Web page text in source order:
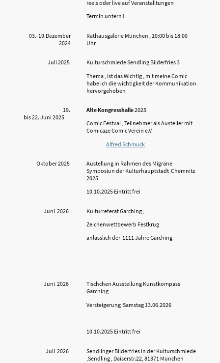
reels oder live auf Veranstalltungen
Termin untern !
03.-19.Dezember
2024
Rathausgalerie München , 10:00 bis 18:00
Uhr
Juli 2025
Kulturschmiede Sendling Bilderfries 3
Thema , ist das Wichtig , mit meine Comic
habe ich die wichtigkeit der Kommunikation
hervorgehoben
19.
bis 22. Juni 2025
Alte Kongresshalle2025
Comic Festval , Teilnehmer als Austeller mit
Comicaze Comic Verein e.V.
Alfred Schmuck
Oktober 2025
Austellung in Rahmen des Migräne
Symposiun der Kulturhauptstadt Chemnitz
2025
10.10.2025 Eintritt frei
Juni 2026
Kulturreferat Garching ,
Zeichenwettbewerb Festkrug
anlässlich der 1111 Jahre Garching
Juni 2026
Tischchen Ausstellung Kunstkompass
Garching
Versteigerung Samstag 13.06.2026
10.10.2025 Eintritt frei
Juli 2026
Sendlinger Bilderfries in der Kulturschmiede
,Sendling , Daiserstr.22, 81371 München